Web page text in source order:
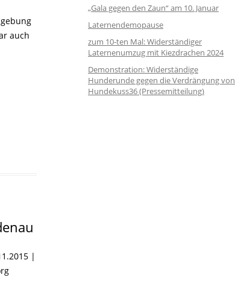
auch
|
„Gala gegen den Zaun“ am 10. Januar
Laternendemopause
zum 10-ten Mal: Widerständiger
Laternenumzug mit Kiezdrachen 2024
Demonstration: Widerständige
Hunderunde gegen die Verdrängung von
Hundekuss36 (Pressemitteilung)